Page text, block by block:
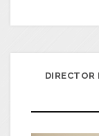
DIRECTOR